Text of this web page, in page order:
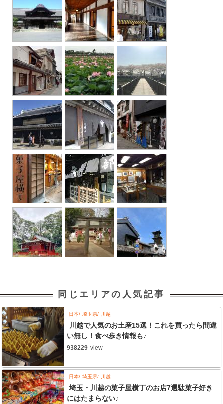
同じエリアの人気記事
日本 埼玉県 川越
川越で人気のお土産15選！これを買ったら間違
い無し！食べ歩き情報も♪
938229 view
日本 埼玉県 川越
埼玉・川越の菓子屋横丁のお店7選駄菓子好き
にはたまらない♪